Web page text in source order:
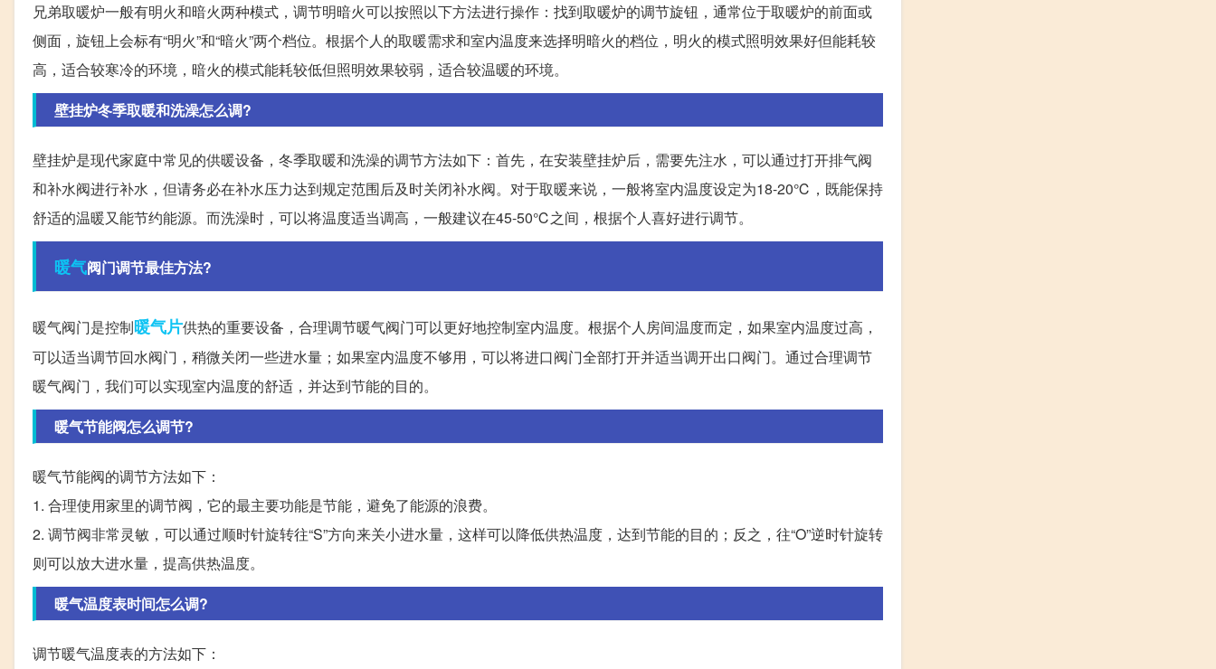
兄弟取暖炉一般有明火和暗火两种模式，调节明暗火可以按照以下方法进行操作：找到取暖炉的调节旋钮，通常位于取暖炉的前面或
侧面，旋钮上会标有“明火”和“暗火”两个档位。根据个人的取暖需求和室内温度来选择明暗火的档位，明火的模式照明效果好但能耗较
高，适合较寒冷的环境，暗火的模式能耗较低但照明效果较弱，适合较温暖的环境。
壁挂炉冬季取暖和洗澡怎么调?
壁挂炉是现代家庭中常见的供暖设备，冬季取暖和洗澡的调节方法如下：首先，在安装壁挂炉后，需要先注水，可以通过打开排气阀
和补水阀进行补水，但请务必在补水压力达到规定范围后及时关闭补水阀。对于取暖来说，一般将室内温度设定为18-20℃，既能保持
舒适的温暖又能节约能源。而洗澡时，可以将温度适当调高，一般建议在45-50℃之间，根据个人喜好进行调节。
暖气阀门调节最佳方法?
暖气阀门是控制暖气片供热的重要设备，合理调节暖气阀门可以更好地控制室内温度。根据个人房间温度而定，如果室内温度过高，
可以适当调节回水阀门，稍微关闭一些进水量；如果室内温度不够用，可以将进口阀门全部打开并适当调开出口阀门。通过合理调节
暖气阀门，我们可以实现室内温度的舒适，并达到节能的目的。
暖气节能阀怎么调节?
暖气节能阀的调节方法如下：
1. 合理使用家里的调节阀，它的最主要功能是节能，避免了能源的浪费。
2. 调节阀非常灵敏，可以通过顺时针旋转往“S”方向来关小进水量，这样可以降低供热温度，达到节能的目的；反之，往“O”逆时针旋转
则可以放大进水量，提高供热温度。
暖气温度表时间怎么调?
调节暖气温度表的方法如下：